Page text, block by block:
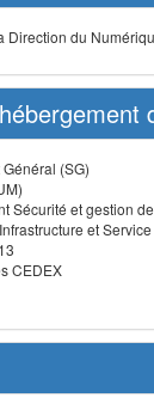
Direction du
(SG)
Sécurité et gestion
et Service
CEDEX